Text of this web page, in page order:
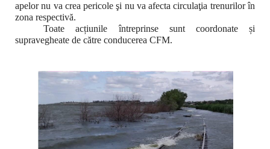
apelor nu va crea pericole şi nu va afecta circulaţia trenurilor în
zona respectivă.
Toate acțiunile întreprinse sunt coordonate și
supravegheate de către conducerea CFM.